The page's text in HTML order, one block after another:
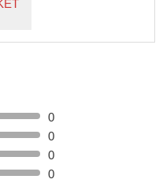
0
0
0
0